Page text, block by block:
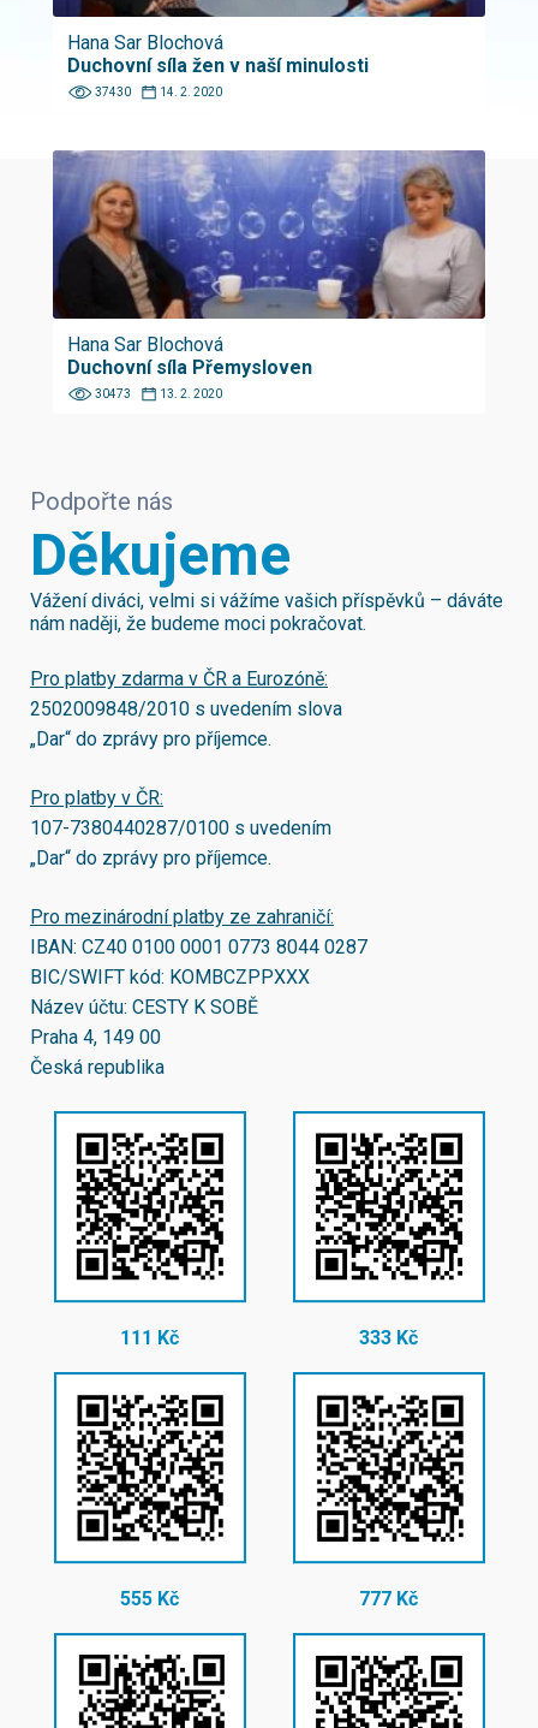
Hana Sar Blochová
Duchovní síla žen v naší minulosti
37430 14. 2. 2020
Hana Sar Blochová
Duchovní síla Přemysloven
30473 13. 2. 2020
Podpořte nás
Děkujeme
Vážení diváci, velmi si vážíme vašich příspěvků – dáváte
nám naději, že budeme moci pokračovat.
Pro platby zdarma v ČR a Eurozóně:
2502009848/2010 s uvedením slova
„Dar“ do zprávy pro příjemce.
Pro platby v ČR:
107-7380440287/0100 s uvedením
„Dar“ do zprávy pro příjemce.
Pro mezinárodní platby ze zahraničí:
IBAN: CZ40 0100 0001 0773 8044 0287
BIC/SWIFT kód: KOMBCZPPXXX
Název účtu: CESTY K SOBĚ
Praha 4, 149 00
Česká republika
111 Kč 333 Kč
555 Kč 777 Kč